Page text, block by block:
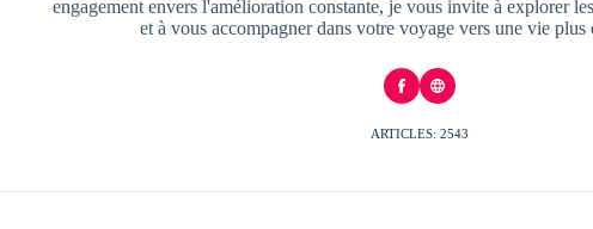
engagement envers l'amélioration constante, je vous invite à explorer
et à vous accompagner dans votre voyage vers une vie plus
ARTICLES: 2543